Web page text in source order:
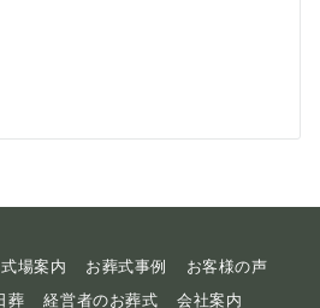
式場案内 お葬式事例
お客様の声
葬 経営者のお葬式 会社案内